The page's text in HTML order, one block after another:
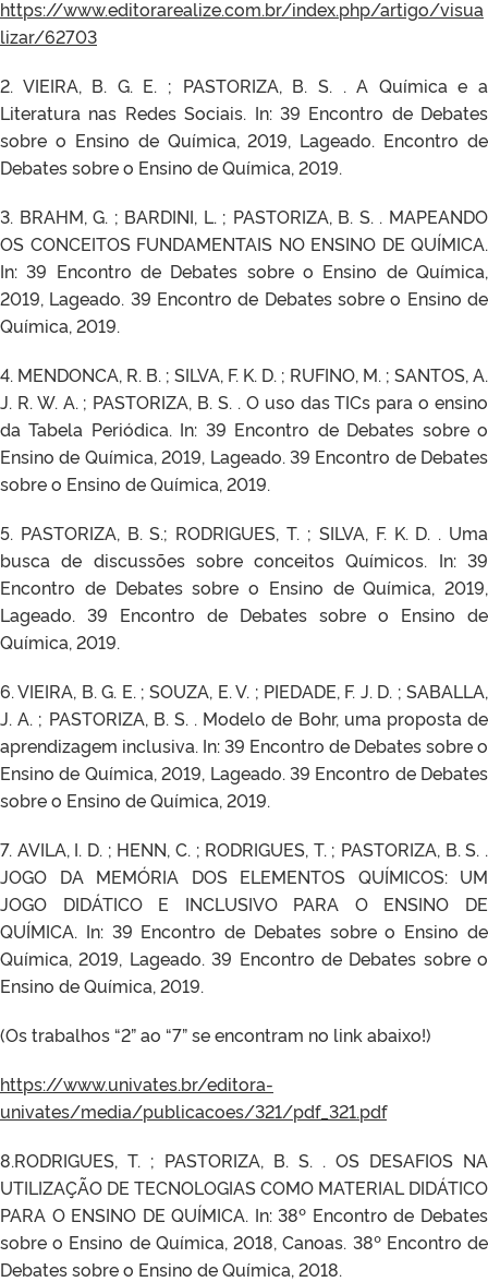
https://www.editorarealize.com.br/index.php/artigo/visua
lizar/62703
2. VIEIRA, B. G. E. ; PASTORIZA, B. S. . A Química e a
Literatura nas Redes Sociais. In: 39 Encontro de Debates
sobre o Ensino de Química, 2019, Lageado. Encontro de
Debates sobre o Ensino de Química, 2019.
3. BRAHM, G. ; BARDINI, L. ; PASTORIZA, B. S. . MAPEANDO
OS CONCEITOS FUNDAMENTAIS NO ENSINO DE QUÍMICA.
In: 39 Encontro de Debates sobre o Ensino de Química,
2019, Lageado. 39 Encontro de Debates sobre o Ensino de
Química, 2019.
4. MENDONCA, R. B. ; SILVA, F. K. D. ; RUFINO, M. ; SANTOS, A.
J. R. W. A. ; PASTORIZA, B. S. . O uso das TICs para o ensino
da Tabela Periódica. In: 39 Encontro de Debates sobre o
Ensino de Química, 2019, Lageado. 39 Encontro de Debates
sobre o Ensino de Química, 2019.
5. PASTORIZA, B. S.; RODRIGUES, T. ; SILVA, F. K. D. . Uma
busca de discussões sobre conceitos Químicos. In: 39
Encontro de Debates sobre o Ensino de Química, 2019,
Lageado. 39 Encontro de Debates sobre o Ensino de
Química, 2019.
6. VIEIRA, B. G. E. ; SOUZA, E. V. ; PIEDADE, F. J. D. ; SABALLA,
J. A. ; PASTORIZA, B. S. . Modelo de Bohr, uma proposta de
aprendizagem inclusiva. In: 39 Encontro de Debates sobre o
Ensino de Química, 2019, Lageado. 39 Encontro de Debates
sobre o Ensino de Química, 2019.
7. AVILA, I. D. ; HENN, C. ; RODRIGUES, T. ; PASTORIZA, B. S. .
JOGO DA MEMÓRIA DOS ELEMENTOS QUÍMICOS: UM
JOGO DIDÁTICO E INCLUSIVO PARA O ENSINO DE
QUÍMICA. In: 39 Encontro de Debates sobre o Ensino de
Química, 2019, Lageado. 39 Encontro de Debates sobre o
Ensino de Química, 2019.
(Os trabalhos “2” ao “7” se encontram no link abaixo!)
https://www.univates.br/editora-
univates/media/publicacoes/321/pdf_321.pdf
8.RODRIGUES, T. ; PASTORIZA, B. S. . OS DESAFIOS NA
UTILIZAÇÃO DE TECNOLOGIAS COMO MATERIAL DIDÁTICO
PARA O ENSINO DE QUÍMICA. In: 38º Encontro de Debates
sobre o Ensino de Química, 2018, Canoas. 38º Encontro de
Debates sobre o Ensino de Química, 2018.